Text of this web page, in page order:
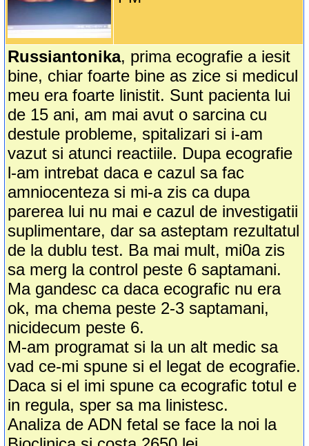
Russiantonika, prima ecografie a iesit
bine, chiar foarte bine as zice si medicul
meu era foarte linistit. Sunt pacienta lui
de 15 ani, am mai avut o sarcina cu
destule probleme, spitalizari si i-am
vazut si atunci reactiile. Dupa ecografie
l-am intrebat daca e cazul sa fac
amniocenteza si mi-a zis ca dupa
parerea lui nu mai e cazul de investigatii
suplimentare, dar sa asteptam rezultatul
de la dublu test. Ba mai mult, mi0a zis
sa merg la control peste 6 saptamani.
Ma gandesc ca daca ecografic nu era
ok, ma chema peste 2-3 saptamani,
nicidecum peste 6.
M-am programat si la un alt medic sa
vad ce-mi spune si el legat de ecografie.
Daca si el imi spune ca ecografic totul e
in regula, sper sa ma linistesc.
Analiza de ADN fetal se face la noi la